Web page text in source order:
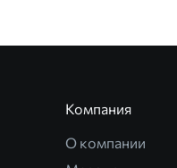
Компания
О компании